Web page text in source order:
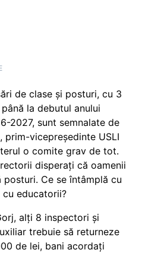
de clase și posturi, cu 3
la debutul anului
2027, sunt semnalate de
prim-vicepreședinte USLI
o comite grav de tot.
disperați că oamenii
posturi. Ce se întâmplă cu
educatorii?
alți 8 inspectori și
trebuie să returneze
de lei, bani acordați